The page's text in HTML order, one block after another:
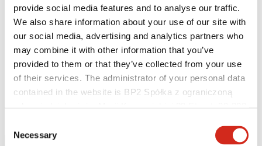
provide social media features and to analyse our traffic.
We also share information about your use of our site with
our social media, advertising and analytics partners who
may combine it with other information that you’ve
provided to them or that they’ve collected from your use
of their services. The administrator of your personal data
contained in the website is BP2 Spółka z ograniczoną
121387608.
Selection
Necessary
Hasznos linkek
Bevonatok, színválaszték és garanciák
Garancia nyilvántartásba vétele
Megvalósítások és inspirációk
Letölthető fájlok
Keressen értékesítőt/ kivitelezőt
Hol lehet megvásárolni?
BIM könyvtárak